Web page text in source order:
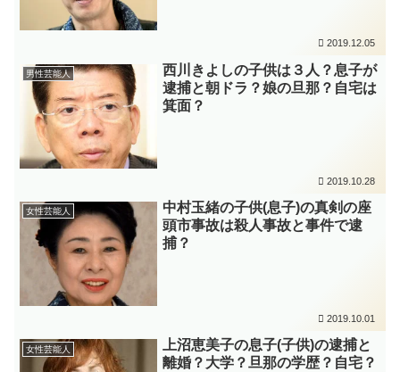
2019.12.05
男性芸能人
西川きよしの子供は３人？息子が
逮捕と朝ドラ？娘の旦那？自宅は
箕面？
2019.10.28
女性芸能人
中村玉緒の子供(息子)の真剣の座
頭市事故は殺人事故と事件で逮
捕？
2019.10.01
女性芸能人
上沼恵美子の息子(子供)の逮捕と
離婚？大学？旦那の学歴？自宅？